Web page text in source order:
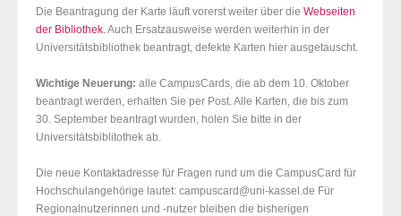
Die Beantragung der Karte läuft vorerst weiter über die Webseiten
der Bibliothek. Auch Ersatzausweise werden weiterhin in der
Universitätsbibliothek beantragt, defekte Karten hier ausgetauscht.
Wichtige Neuerung: alle CampusCards, die ab dem 10. Oktober
beantragt werden, erhalten Sie per Post. Alle Karten, die bis zum
30. September beantragt wurden, holen Sie bitte in der
Universitätsbiblitothek ab.
Die neue Kontaktadresse für Fragen rund um die CampusCard für
Hochschulangehörige lautet: campuscard@uni-kassel.de Für
Regionalnutzerinnen und -nutzer bleiben die bisherigen